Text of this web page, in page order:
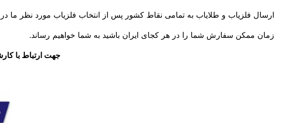
ارسال فلزیاب و طلایاب به تمامی نقاط کشور پس از انتخاب فلزیاب مورد نظر ما
زمان ممکن سفارش شما را در هر کجای ایران باشید به شما خواهیم رساند.
جهت ارتباط با